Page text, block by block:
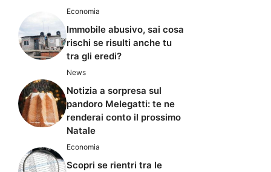
Economia
Immobile abusivo, sai cosa
rischi se risulti anche tu
tra gli eredi?
News
Notizia a sorpresa sul
pandoro Melegatti: te ne
renderai conto il prossimo
Natale
Economia
Scopri se rientri tra le